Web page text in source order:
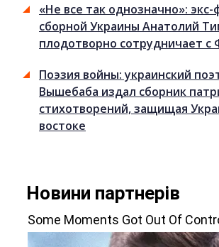
«Не все так однозначно»:
сборной Украины Анатолий
плодотворно сотрудничает с
Поэзия войны: украинский
Вышебаба издал сборник
стихотворений, защищая
востоке